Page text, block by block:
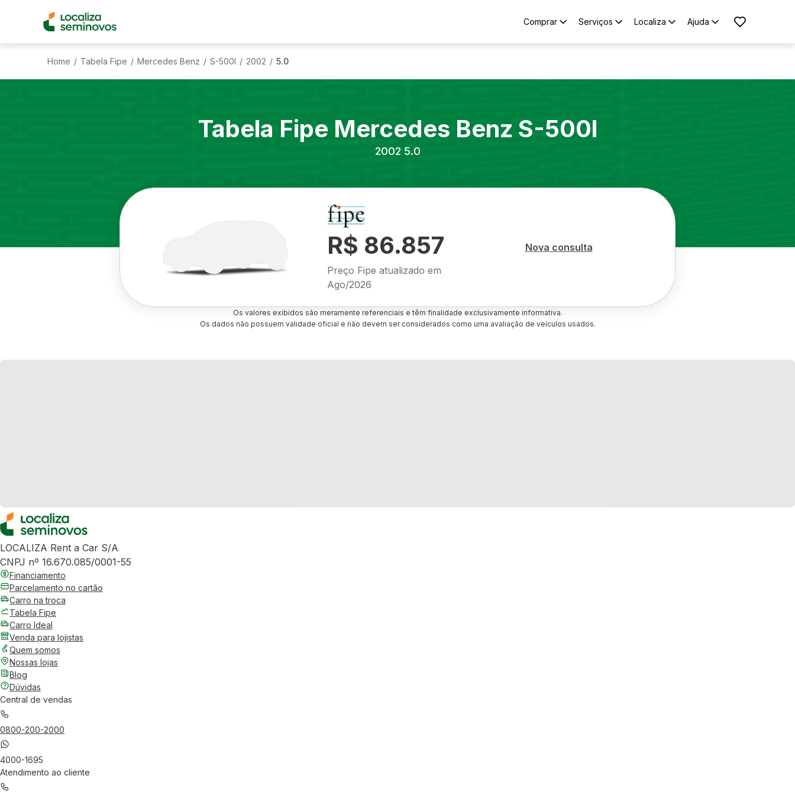
Comprar Serviços Localiza Ajuda
Home / Tabela Fipe / Mercedes Benz / S-500l / 2002 / 5.0
Tabela Fipe Mercedes Benz S-500l
2002 5.0
R$ 86.857
Preço Fipe atualizado em
Ago/2026
Nova consulta
Os valores exibidos são meramente referenciais e têm finalidade exclusivamente informativa.
Os dados não possuem validade oficial e não devem ser considerados como uma avaliação de veículos usados.
LOCALIZA Rent a Car S/A
CNPJ nº 16.670.085/0001-55
Financiamento
Parcelamento no cartão
Carro na troca
Tabela Fipe
Carro Ideal
Venda para lojistas
Quem somos
Nossas lojas
Blog
Dúvidas
Central de vendas
0800-200-2000
4000-1695
Atendimento ao cliente